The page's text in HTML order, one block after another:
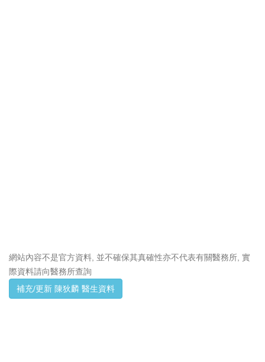
網站內容不是官方資料, 並不確保其真確性亦不代表有關醫務所, 實
際資料請向醫務所查詢
補充/更新 陳狄麟 醫生資料